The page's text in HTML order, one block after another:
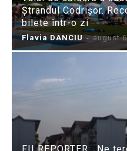
Ștrandul Codrișor.
bilete într-o zi
Flavia DANCIU - august